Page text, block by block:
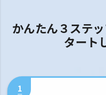
かんたん３ステ
タート
1